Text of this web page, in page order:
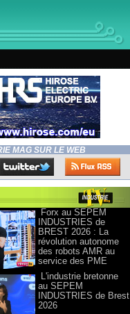
MAG SUR LE WEB
Forx au SEPEM
INDUSTRIES de
BREST 2026 : La
révolution autonome
des robots AMR au
service des PME
L'industrie bretonne
au SEPEM
INDUSTRIES de Brest
2026